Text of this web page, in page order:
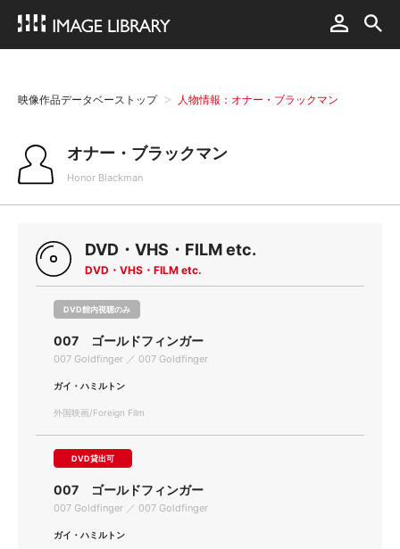
映像作品データベーストップ 人物情報：オナー・ブラックマン
オナー・ブラックマン
Honor Blackman
DVD・VHS・FILM etc.
DVD・VHS・FILM etc.
DVD館内視聴のみ
007 ゴールドフィンガー
007 Goldfinger ／ 007 Goldfinger
ガイ・ハミルトン
外国映画/Foreign Film
DVD貸出可
007 ゴールドフィンガー
007 Goldfinger ／ 007 Goldfinger
ガイ・ハミルトン